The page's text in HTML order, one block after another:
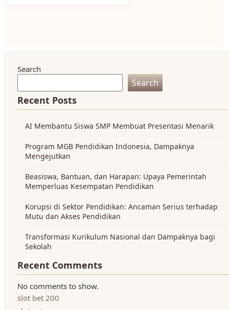
Search
Search
Recent Posts
AI Membantu Siswa SMP Membuat Presentasi Menarik
Program MGB Pendidikan Indonesia, Dampaknya
Mengejutkan
Beasiswa, Bantuan, dan Harapan: Upaya Pemerintah
Memperluas Kesempatan Pendidikan
Korupsi di Sektor Pendidikan: Ancaman Serius terhadap
Mutu dan Akses Pendidikan
Transformasi Kurikulum Nasional dan Dampaknya bagi
Sekolah
Recent Comments
No comments to show.
slot bet 200